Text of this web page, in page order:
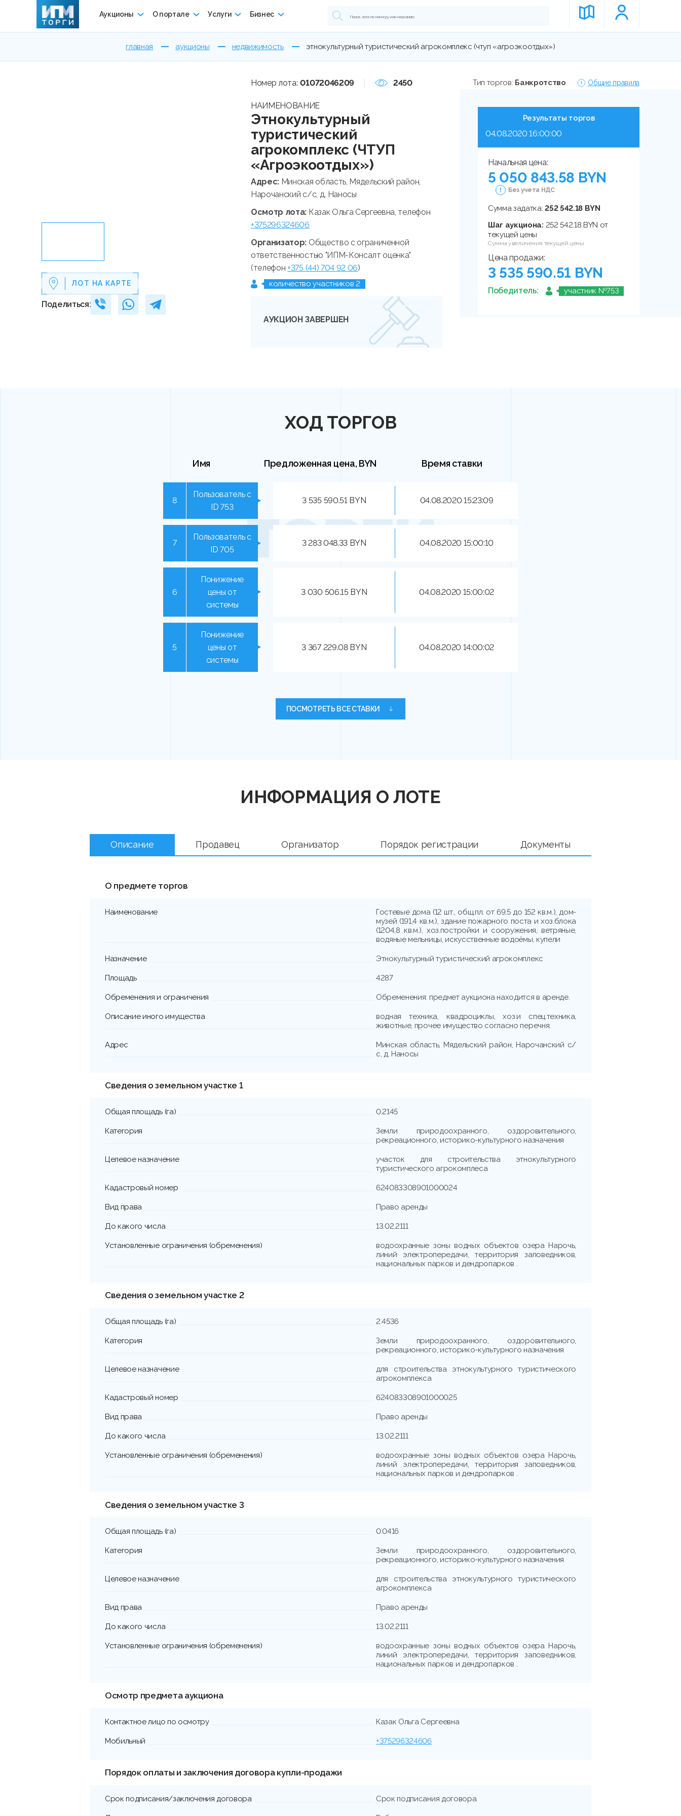
Аукционы О портале Услуги Бизнес
главная аукционы недвижимость этнокультурный туристический агрокомплекс (чтуп «агроэкоотдых»)
ЛОТ НА КАРТЕ
Поделиться:
Номер лота: 01072046209 2450
НАИМЕНОВАНИЕ
Этнокультурный
туристический
агрокомплекс (ЧТУП
«Агроэкоотдых»)
Адрес: Минская область, Мядельский район,
Нарочанский с/с, д. Наносы
Осмотр лота: Казак Ольга Сергеевна, телефон
+375296324606
Организатор: Общество с ограниченной
ответственностью "ИПМ-Консалт оценка"
(телефон+375 (44) 704 92 06)
количество участников 2
АУКЦИОН ЗАВЕРШЕН
Тип торгов: Банкротство Общие правила
Результаты торгов
04.08.2020 16:00:00
Начальная цена:
5 050 843.58 BYN
Без учета НДС
Сумма задатка:252 542.18 BYN
Шаг аукциона: 252 542.18 BYN от
текущей цены
Сумма увеличения текущей цены
Цена продажи:
3 535 590.51 BYN
Победитель: участник №753
ХОД ТОРГОВ
Имя Предложенная цена, BYN Время ставки
8
Пользователь с
ID 753
3 535 590.51 BYN 04.08.2020 15:23:09
7
Пользователь с
ID 705
3 283 048.33 BYN 04.08.2020 15:00:10
6
Понижение
цены от
системы
3 030 506.15 BYN 04.08.2020 15:00:02
5
Понижение
цены от
системы
3 367 229.08 BYN 04.08.2020 14:00:02
ПОСМОТРЕТЬ ВСЕ СТАВКИ
ИНФОРМАЦИЯ О ЛОТЕ
Описание Продавец Организатор Порядок регистрации Документы
О предмете торгов
Наименование
Гостевые дома (12 шт., общ.пл. от 69,5 до 152 кв.м.), дом-
музей (191,4 кв.м.), здание пожарного поста и хоз.блока
(1204,8 кв.м.), хоз.постройки и сооружения, ветряные,
водяные мельницы, искусственные водоёмы, купели
Назначение Этнокультурный туристический агрокомплекс
Площадь 4287
Обременения и ограничения Обременения: предмет аукциона находится в аренде.
Описание иного имущества
водная техника, квадроциклы, хоз.и спец.техника,
животные, прочее имущество согласно перечня.
Адрес
Минская область, Мядельский район, Нарочанский с/
с, д. Наносы
Сведения о земельном участке 1
Общая площадь (га) 0.2145
Категория
Земли природоохранного, оздоровительного,
рекреационного, историко-культурного назначения
Целевое назначение
участок для строительства этнокультурного
туристического агрокомплеса
Кадастровый номер 624083308901000024
Вид права Право аренды
До какого числа 13.02.2111
Установленные ограничения (обременения)
водоохранные зоны водных объектов озера Нарочь,
линий электропередачи, территория заповедников,
национальных парков и дендропарков .
Сведения о земельном участке 2
Общая площадь (га) 2.4536
Категория
Земли природоохранного, оздоровительного,
рекреационного, историко-культурного назначения
Целевое назначение
для строительства этнокультурного туристического
агрокомплекса
Кадастровый номер 624083308901000025
Вид права Право аренды
До какого числа 13.02.2111
Установленные ограничения (обременения)
водоохранные зоны водных объектов озера Нарочь,
линий электропередачи, территория заповедников,
национальных парков и дендропарков .
Сведения о земельном участке 3
Общая площадь (га) 0.0416
Категория
Земли природоохранного, оздоровительного,
рекреационного, историко-культурного назначения
Целевое назначение
для строительства этнокультурного туристического
агрокомплекса
Вид права Право аренды
До какого числа 13.02.2111
Установленные ограничения (обременения)
водоохранные зоны водных объектов озера Нарочь,
линий электропередачи, территория заповедников,
национальных парков и дендропарков .
Осмотр предмета аукциона
Контактное лицо по осмотру Казак Ольга Сергеевна
Мобильный +375296324606
Порядок оплаты и заключения договора купли-продажи
Срок подписания/заключения договора Срок подписания договора